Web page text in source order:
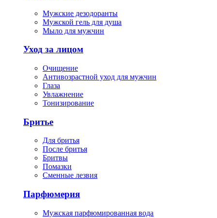
Мужские дезодоранты
Мужской гель для душа
Мыло для мужчин
Уход за лицом
Очищение
Антивозрастной уход для мужчин
Глаза
Увлажнение
Тонизирование
Бритье
Для бритья
После бритья
Бритвы
Помазки
Сменные лезвия
Парфюмерия
Мужская парфюмированная вода